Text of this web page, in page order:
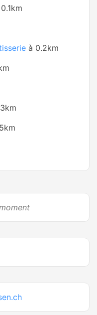
à 0.2km